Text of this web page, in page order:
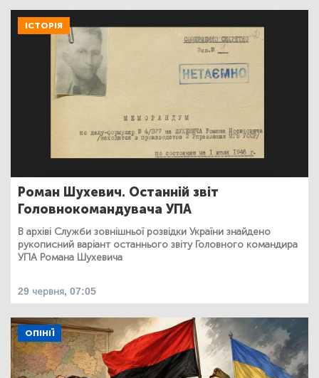
ІСТОРІЯ
Роман Шухевич. Останній звіт
Головнокомандувача УПА
В архіві Служби зовнішньої розвідки України знайдено
рукописний варіант останнього звіту Головного командира
УПА Романа Шухевича
29 червня, 07:05
ОПІНІЇ